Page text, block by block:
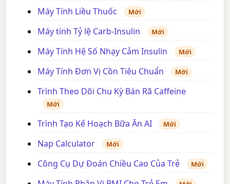
Máy Tính Liều Thuốc Mới
Máy tính Tỷ lệ Carb-Insulin Mới
Máy Tính Hệ Số Nhạy Cảm Insulin Mới
Máy Tính Đơn Vị Cồn Tiêu Chuẩn Mới
Trình Theo Dõi Chu Kỳ Bán Rã Caffeine
Mới
Trình Tạo Kế Hoạch Bữa Ăn AI Mới
Nap Calculator Mới
Công Cụ Dự Đoán Chiều Cao Của Trẻ Mới